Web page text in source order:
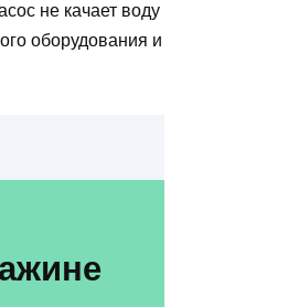
не качает воду
оборудования и